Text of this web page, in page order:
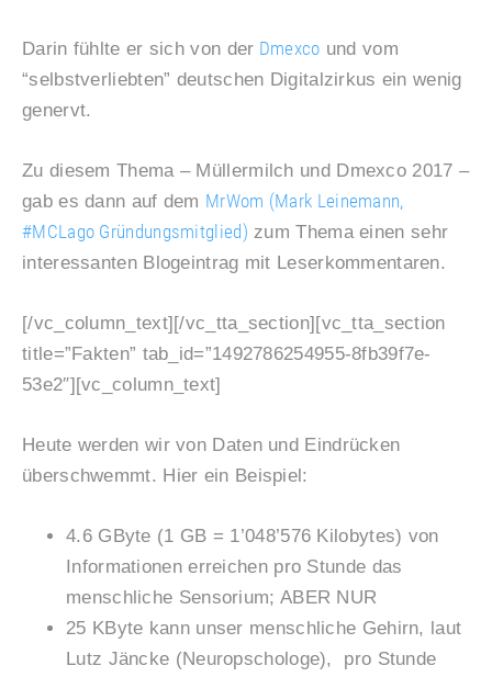
Darin fühlte er sich von der Dmexco und vom
“selbstverliebten” deutschen Digitalzirkus ein wenig
genervt.
Zu diesem Thema – Müllermilch und Dmexco 2017 –
gab es dann auf dem MrWom (Mark Leinemann,
#MCLago Gründungsmitglied) zum Thema einen sehr
interessanten Blogeintrag mit Leserkommentaren.
[/vc_column_text][/vc_tta_section][vc_tta_section
title=”Fakten” tab_id=”1492786254955-8fb39f7e-
53e2″][vc_column_text]
Heute werden wir von Daten und Eindrücken
überschwemmt. Hier ein Beispiel:
4.6 GByte (1 GB = 1’048’576 Kilobytes) von
Informationen erreichen pro Stunde das
menschliche Sensorium; ABER NUR
25 KByte kann unser menschliche Gehirn, laut
Lutz Jäncke (Neuropschologe), pro Stunde